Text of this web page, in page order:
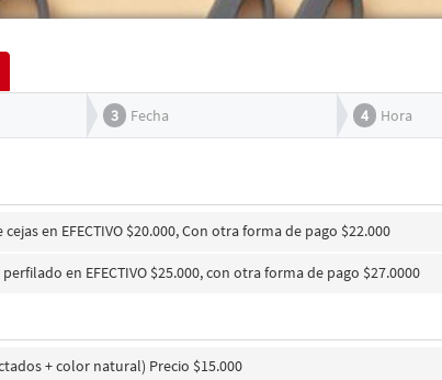
3 Fecha 4 Hora
en EFECTIVO $20.000, Con otra forma de pago $22.000
en EFECTIVO $25.000, con otra forma de pago $27.0000
+ color natural) Precio $15.000